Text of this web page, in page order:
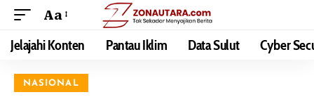
Aa
Jelajahi Konten Pantau Iklim Data Sulut Cyber
NASIONAL